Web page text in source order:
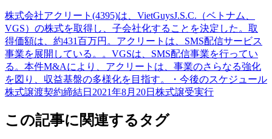
株式会社アクリート(4395)は、VietGuysJ.S.C.（ベトナム、
VGS）の株式を取得し、子会社化することを決定した。取
得価額は、約431百万円。アクリートは、SMS配信サービス
事業を展開している。。VGSは、SMS配信事業を行ってい
る。本件M&Aにより、アクリートは、事業のさらなる強化
を図り、収益基盤の多様化を目指す。・今後のスケジュール
株式譲渡契約締結日2021年8月20日株式譲受実行
この記事に関連するタグ